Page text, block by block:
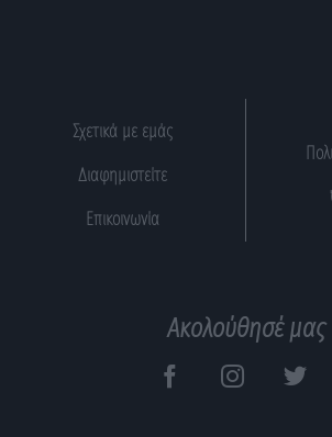
Σχετικά με εμάς
Διαφημιστείτε
Επικοινωνία
Ακολούθησέ μας